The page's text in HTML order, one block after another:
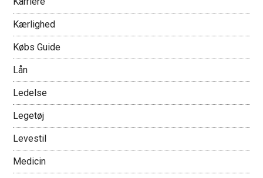
Kærlighed
Købs Guide
Lån
Ledelse
Legetøj
Levestil
Medicin